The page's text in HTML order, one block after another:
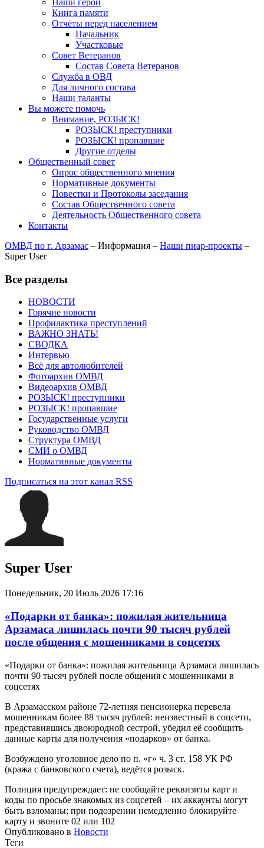
Наши герои
Книга памяти
Отчёты перед населением
Начальник
Участковые
Совет Ветеранов
Состав Совета Ветеранов
Служба в ОВД
Для личного состава
Наши таланты
Вы можете помочь
Внимание, РОЗЫСК!
РОЗЫСК! преступники
РОЗЫСК! пропавшие
Другие отделы
Общественный совет
Опрос общественного мнения
Нормативные документы
Повестки и Протоколы заседания
Состав Общественного совета
Деятельность Общественного совета
Контакты
ОМВД по г. Арзамас – Информация – Наши пиар-проекты –
Super User
Все разделы
НОВОСТИ
Горячие новости
Профилактика преступлений
ВАЖНО ЗНАТЬ!
СВОДКА
Интервью
Всё для автолюбителей
Фотоархив ОМВД
Видеоархив ОМВД
РОЗЫСК! преступники
РОЗЫСК! пропавшие
Государственные услуги
Руководство ОМВД
Структура ОМВД
СМИ о ОМВД
Нормативные документы
Подписаться на этот канал RSS
Super User
Понедельник, 20 Июль 2026 17:16
«Подарки от банка»: пожилая жительница
Арзамаса лишилась почти 90 тысяч рублей
после общения с мошенниками в соцсетях
«Подарки от банка»: пожилая жительница Арзамаса лишилась
почти 90 тысяч рублей после общения с мошенниками в
соцсетях
В Арзамасском районе 72-летняя пенсионерка перевела
мошенникам более 88 тысяч рублей: неизвестный в соцсети,
представившись двоюродной сестрой, убедил её сообщить
данные карты для получения «подарков» от банка.
Возбуждено уголовное дело по п. «г» ч. 3 ст. 158 УК РФ
(кража с банковского счета), ведётся розыск.
Полиция предупреждает: не сообщайте реквизиты карт и
коды по просьбе знакомых из соцсетей – их аккаунты могут
быть взломаны; при подозрении немедленно блокируйте
карту и звоните 02 или 102
Опубликовано в Новости
Теги